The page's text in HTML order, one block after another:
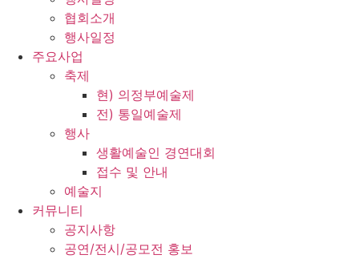
협회소개
행사일정
주요사업
축제
현) 의정부예술제
전) 통일예술제
행사
생활예술인 경연대회
접수 및 안내
예술지
커뮤니티
공지사항
공연/전시/공모전 홍보